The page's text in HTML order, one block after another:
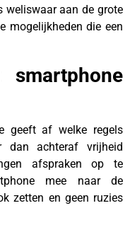
weliswaar aan de grote
mogelijkheden die een
geeft af welke regels
dan achteraf vrijheid
afspraken op te
mee naar de
zetten en geen ruzies